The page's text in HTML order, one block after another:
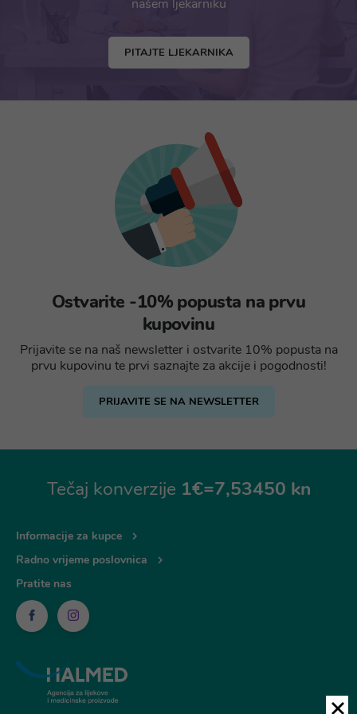
našem ljekarniku
PITAJTE LJEKARNIKA
Ostvarite -10% popusta na prvu
kupovinu
Prijavite se na naš newsletter i ostvarite 10% popusta na
prvu kupovinu te prvi saznajte za akcije i pogodnosti!
PRIJAVITE SE NA NEWSLETTER
Tečaj konverzije 1€=7,53450 kn
Informacije za kupce
Radno vrijeme poslovnica
Pratite nas